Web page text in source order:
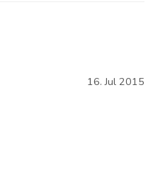
16. Jul 2015